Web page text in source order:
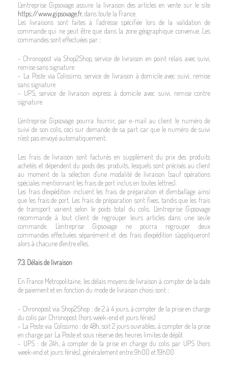
L'entreprise Gipsovage assure la livraison des articles en vente sur le site
https://www.gipsovage.fr, dans toute la France.
Les livraisons sont faites à l’adresse spécifiée lors de la validation de
commande qui ne peut être que dans la zone géographique convenue. Les
commandes sont effectuées par :
- Chronopost via Shop2Shop, service de livraison en point relais avec suivi,
remise sans signature
- La Poste via Colissimo, service de livraison à domicile avec suivi, remise
sans signature
- UPS, service de livraison express à domicile avec suivi, remise contre
signature
L'entreprise Gipsovage pourra fournir, par e-mail au client le numéro de
suivi de son colis, ceci sur demande de sa part car que le numéro de suivi
n'est pas envoyé automatiquement.
Les frais de livraison sont facturés en supplément du prix des produits
achetés et dépendent du poids des produits, lesquels sont précisés au client
au moment de la sélection d'une modalité de livraison (sauf opérations
spéciales mentionnant les frais de port inclus en toutes lettres).
Les frais d'expédition incluent les frais de préparation et d'emballage ainsi
que les frais de port. Les frais de préparation sont fixes, tandis que les frais
de transport varient selon le poids total du colis. L'entreprise Gipsovage
recommande à tout client de regrouper leurs articles dans une seule
commande. L'entreprise Gipsovage ne pourra regrouper deux
commandes effectuées séparément et des frais d'expédition s'appliqueront
alors à chacune d'entre elles.
7.3. Délais de livraison
En France Métropolitaine, les délais moyens de livraison à compter de la date
de paiement et en fonction du mode de livraison choisi sont :
- Chronopost via Shop2Shop : de 2 à 4 jours, à compter de la prise en charge
du colis par Chronopost (hors week-end et jours fériés)
- La Poste via Colissimo : de 48h, soit 2 jours ouvrables, à compter de la prise
en charge par La Poste et sous réserve des heures limites de dépôt
- UPS : de 24h, à compter de la prise en charge du colis par UPS (hors
week-end et jours fériés), généralement entre 9h00 et 19h00